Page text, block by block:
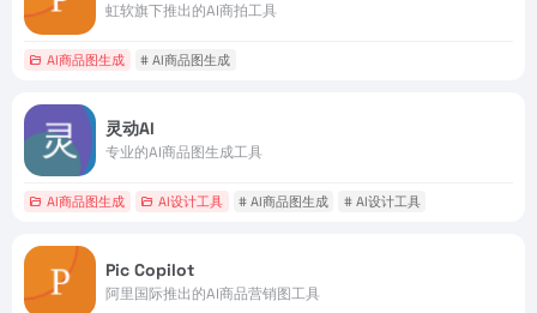
虹软旗下推出的AI商拍工具
AI商品图生成 # AI商品图生成
灵动AI
专业的AI商品图生成工具
AI商品图生成 AI设计工具 # AI商品图生成 # AI设计工具
Pic Copilot
阿里国际推出的AI商品营销图工具